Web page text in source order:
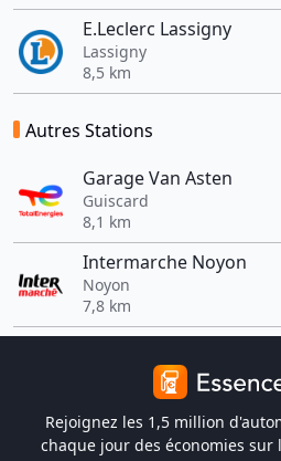
E.Leclerc Lassigny
Lassigny
8,5 km
Autres Stations
Garage Van Asten
Guiscard
8,1 km
Intermarche Noyon
Noyon
7,8 km
Rejoignez les 1,5 million
chaque jour des économies